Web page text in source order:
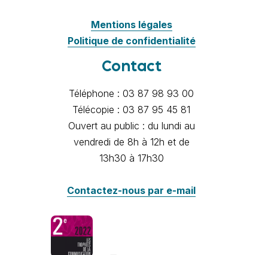
Mentions légales
Politique de confidentialité
Contact
Téléphone : 03 87 98 93 00
Télécopie : 03 87 95 45 81
Ouvert au public : du lundi au
vendredi de 8h à 12h et de
13h30 à 17h30
Contactez-nous par e-mail